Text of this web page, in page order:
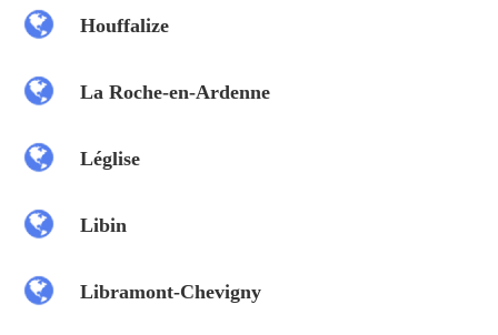
Houffalize
La Roche-en-Ardenne
Léglise
Libin
Libramont-Chevigny